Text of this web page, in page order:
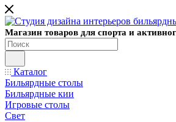
Магазин товаров для спорта и
Каталог
Бильярдные столы
Бильярдные кии
Игровые столы
Свет